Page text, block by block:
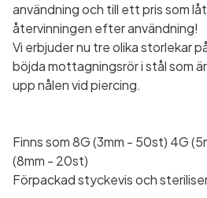
användning och till ett pris som
återvinningen efter användning!
Vi erbjuder nu tre olika storlekar
böjda mottagningsrör i stål som
upp nålen vid piercing.
Finns som 8G (3mm - 50st) 4G
(8mm - 20st)
Förpackad styckevis och